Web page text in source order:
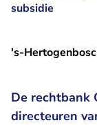
subsidie
's-
De rechtbank
directeuren